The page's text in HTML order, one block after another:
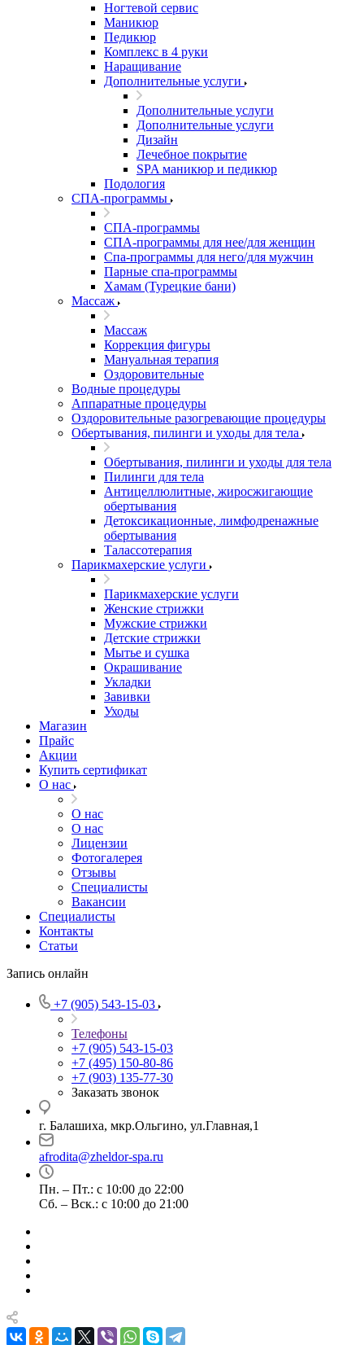
Ногтевой сервис
Маникюр
Педикюр
Комплекс в 4 руки
Наращивание
Дополнительные услуги
Дополнительные услуги
Дополнительные услуги
Дизайн
Лечебное покрытие
SPA маникюр и педикюр
Подология
СПА-программы
СПА-программы
СПА-программы для нее/для женщин
Спа-программы для него/для мужчин
Парные спа-программы
Хамам (Турецкие бани)
Массаж
Массаж
Коррекция фигуры
Мануальная терапия
Оздоровительные
Водные процедуры
Аппаратные процедуры
Оздоровительные разогревающие процедуры
Обертывания, пилинги и уходы для тела
Обертывания, пилинги и уходы для тела
Пилинги для тела
Антицеллюлитные, жиросжигающие
обертывания
Детоксикационные, лимфодренажные
обертывания
Талассотерапия
Парикмахерские услуги
Парикмахерские услуги
Женские стрижки
Мужские стрижки
Детские стрижки
Мытье и сушка
Окрашивание
Укладки
Завивки
Уходы
Магазин
Прайс
Акции
Купить сертификат
О нас
О нас
О нас
Лицензии
Фотогалерея
Отзывы
Специалисты
Вакансии
Специалисты
Контакты
Статьи
Запись онлайн
+7 (905) 543-15-03
Телефоны
+7 (905) 543-15-03
+7 (495) 150-80-86
+7 (903) 135-77-30
Заказать звонок
г. Балашиха, мкр.Ольгино, ул.Главная,1
afrodita@zheldor-spa.ru
Пн. – Пт.: с 10:00 до 22:00
Сб. – Вск.: с 10:00 до 21:00